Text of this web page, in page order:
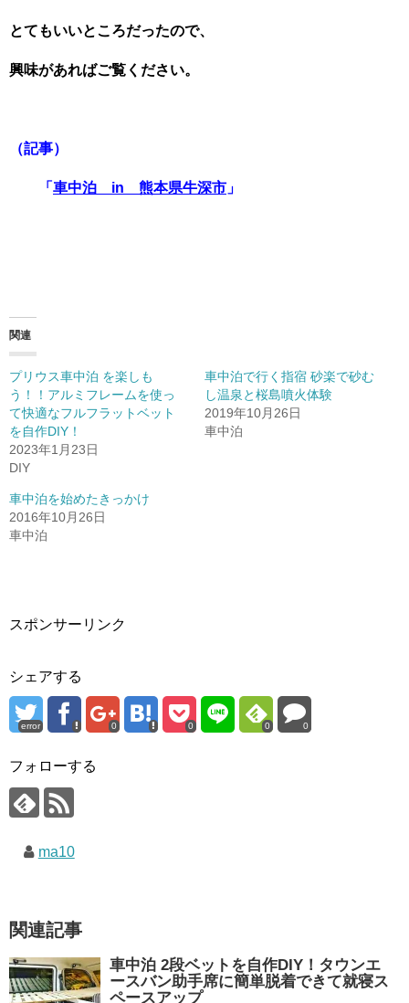
とてもいいところだったので、
興味があればご覧ください。
（記事）
「 車中泊 in 熊本県牛深市 」
関連
プリウス車中泊 を楽しも
う！！アルミフレームを使っ
て快適なフルフラットベット
を自作DIY！
2023年1月23日
DIY
車中泊で行く指宿 砂楽で砂む
し温泉と桜島噴火体験
2019年10月26日
車中泊
車中泊を始めたきっかけ
2016年10月26日
車中泊
スポンサーリンク
シェアする
error 0 0 0 0
フォローする
ma10
関連記事
車中泊 2段ベットを自作DIY！タウンエ
ースバン助手席に簡単脱着できて就寝ス
ペースアップ